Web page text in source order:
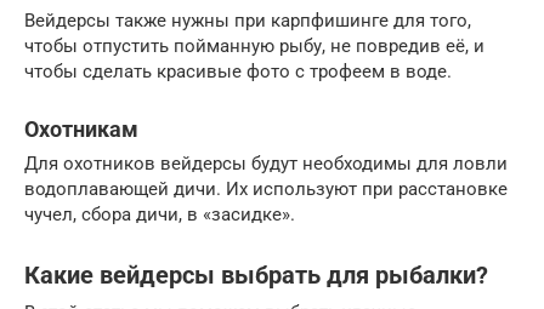
Вейдерсы также нужны при карпфишинге для того,
чтобы отпустить пойманную рыбу, не повредив её, и
чтобы сделать красивые фото с трофеем в воде.
Охотникам
Для охотников вейдерсы будут необходимы для ловли
водоплавающей дичи. Их используют при расстановке
чучел, сбора дичи, в «засидке».
Какие вейдерсы выбрать для рыбалки?